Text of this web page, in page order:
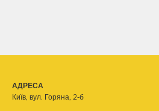
АДРЕСА
Київ, вул. Горяна, 2-б